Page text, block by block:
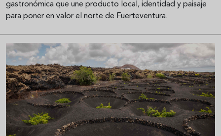
gastronómica que une producto local, identidad y paisaje
para poner en valor el norte de Fuerteventura.